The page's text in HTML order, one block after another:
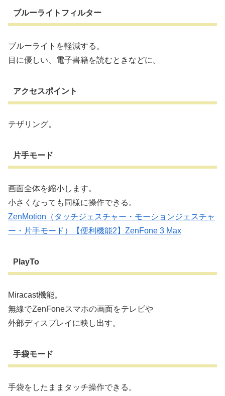
ブルーライトフィルター
ブルーライトを軽減する。
目に優しい、電子書籍を読むときなどに。
アクセスポイント
テザリング。
片手モード
画面全体を縮小します。
小さくなっても同様に操作できる。
ZenMotion（タッチジェスチャー・モーションジェスチャ
ー・片手モード）【便利機能2】ZenFone 3 Max
PlayTo
Miracast機能。
無線でZenFoneスマホの画面をテレビや
外部ディスプレイに映し出す。
手袋モード
手袋をしたままタッチ操作できる。